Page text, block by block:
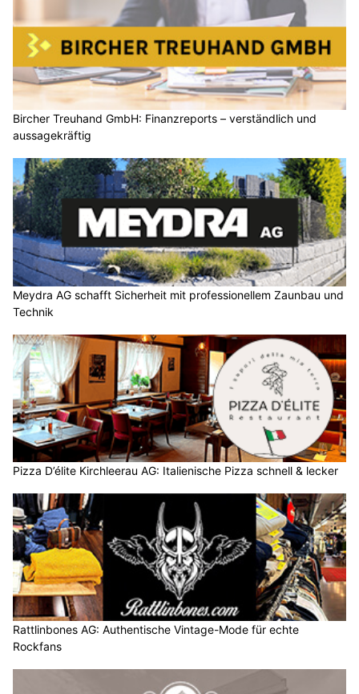
Bircher Treuhand GmbH: Finanzreports – verständlich und
aussagekräftig
Meydra AG schafft Sicherheit mit professionellem Zaunbau und
Technik
Pizza D’élite Kirchleerau AG: Italienische Pizza schnell & lecker
Rattlinbones AG: Authentische Vintage-Mode für echte
Rockfans